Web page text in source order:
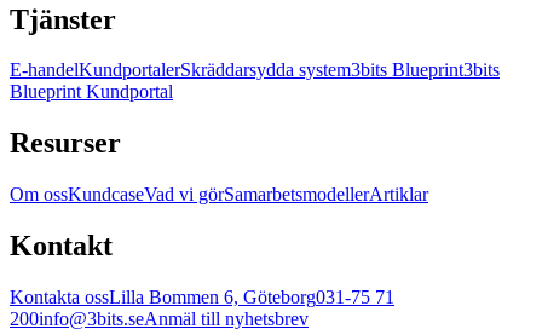
Tjänster
E-handelKundportalerSkräddarsydda system3bits Blueprint3bits
Blueprint Kundportal
Resurser
Om ossKundcaseVad vi görSamarbetsmodellerArtiklar
Kontakt
Kontakta ossLilla Bommen 6, Göteborg031-75 71
200info@3bits.seAnmäl till nyhetsbrev